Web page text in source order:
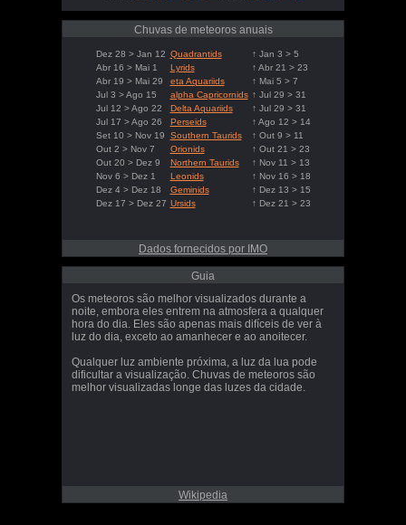
Chuvas de meteoros anuais
Dez 28 > Jan 12 Quadrantids
↑ Jan 3 > 5
Abr 16 > Mai 1
Lyrids
↑ Abr 21 > 23
Abr 19 > Mai 29
eta Aquariids
↑ Mai 5 > 7
Jul 3 > Ago 15
alpha Capricornids ↑ Jul 29 > 31
Jul 12 > Ago 22
Delta Aquariids
↑ Jul 29 > 31
Jul 17 > Ago 26
Perseids
↑ Ago 12 > 14
Set 10 > Nov 19
Southern Taurids
↑ Out 9 > 11
Out 2 > Nov 7
Orionids
↑ Out 21 > 23
Out 20 > Dez 9
Northern Taurids
↑ Nov 11 > 13
Nov 6 > Dez 1
Leonids
↑ Nov 16 > 18
Dez 4 > Dez 18
Geminids
↑ Dez 13 > 15
Dez 17 > Dez 27 Ursids ↑ Dez 21 > 23
Dados fornecidos por IMO
Guia
Os meteoros são melhor visualizados durante a
noite, embora eles entrem na atmosfera a qualquer
hora do dia. Eles são apenas mais difíceis de ver à
luz do dia, exceto ao amanhecer e ao anoitecer.
Qualquer luz ambiente próxima, a luz da lua pode
dificultar a visualização. Chuvas de meteoros são
melhor visualizadas longe das luzes da cidade.
Wikipedia